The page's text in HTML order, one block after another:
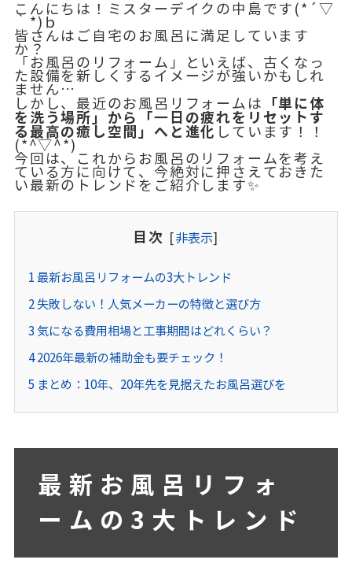
こんにちは！ミスターデイクの中島です(*´▽
｀*)ｂ
皆さんはご自宅のお風呂に満足しています
か？
「お風呂のリフォーム」といえば、古くなっ
た設備を新しくするイメージが強いかもしれ
ません…
しかし、最近のお風呂リフォームは
「単に体
を洗う場所」から「一日の疲れをリセットす
る最高の癒し空間」へと進化 しています！！
(*^▽^*)
今回は、これからお風呂のリフォームを考え
ている方に向けて、今絶対に押さえておきた
い最新のトレンドをご紹介します✨
目次 [非表示]
1 最新お風呂リフォームの3大トレンド
2失敗しない！人気メーカーの特徴と選び方
3 気になる費用相場と工事期間はどれくらい？
42026年最新の補助金も要チェック！
5 まとめ：10年、20年先を見据えたお風呂選びを
最新お風呂リフォ
ームの3大トレンド